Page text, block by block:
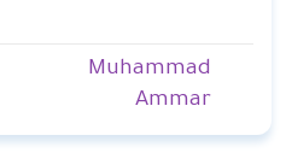
Muhammad
Ammar